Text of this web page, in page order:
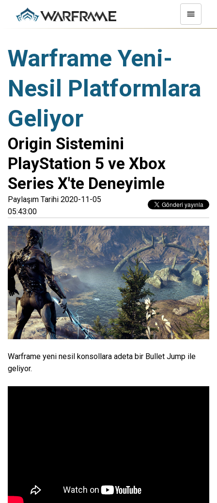
Warframe Yeni-
Nesil Platformlara
Geliyor
Origin Sistemini
PlayStation 5 ve Xbox
Series X'te Deneyimle
Paylaşım Tarihi 2020-11-05
05:43:00
Warframe yeni nesil konsollara adeta bir Bullet Jump ile
geliyor.